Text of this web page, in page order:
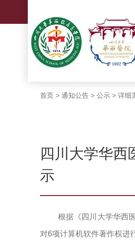
首页 > 通知公告 > 公示 > 详细
四川大学华西
示
根据《四川大学华西
对6项计算机软件著作权进